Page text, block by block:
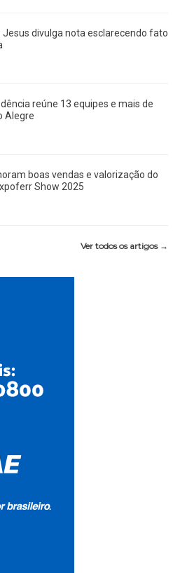
Jesus divulga nota esclarecendo fato
reúne 13 equipes e mais de
Alegre
boas vendas e valorização do
Show 2025
Ver todos os artigos →